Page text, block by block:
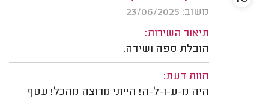
משוב: 23/06/2025
תיאור השירות:
הובלת ספה ושידה.
חוות דעת:
היה מ-ע-ו-ל-ה! הייתי מרוצה מהכל! עטף